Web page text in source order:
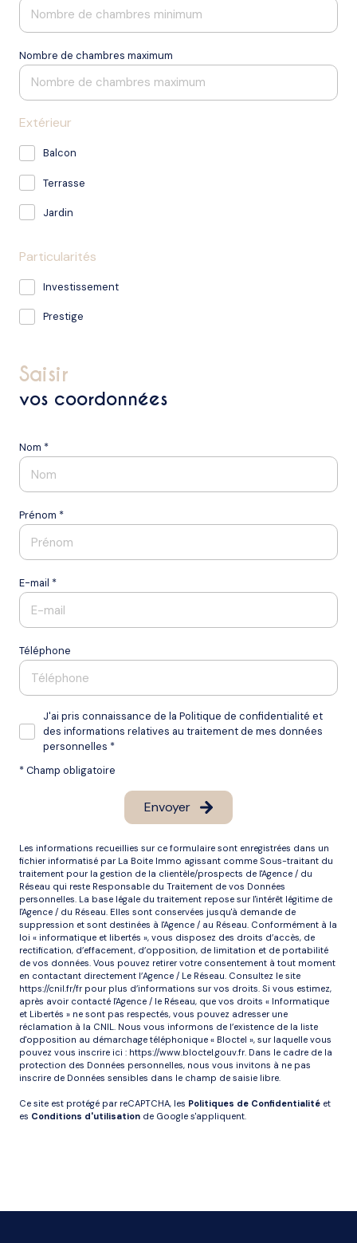
Nombre de chambres maximum
Extérieur
Balcon
Terrasse
Jardin
Particularités
Investissement
Prestige
saisir
vos coordonnées
Nom *
Prénom *
E-mail *
Téléphone
J'ai pris connaissance de la Politique de confidentialité et
des informations relatives au traitement de mes données
personnelles *
* Champ obligatoire
Envoyer
Les informations recueillies sur ce formulaire sont enregistrées dans un
fichier informatisé par La Boite Immo agissant comme Sous-traitant du
traitement pour la gestion de la clientèle/prospects de l'Agence / du
Réseau qui reste Responsable du Traitement de vos Données
personnelles. La base légale du traitement repose sur l'intérêt légitime de
l'Agence / du Réseau. Elles sont conservées jusqu'à demande de
suppression et sont destinées à l'Agence / au Réseau. Conformément à la
loi « informatique et libertés », vous disposez des droits d’accès, de
rectification, d’effacement, d’opposition, de limitation et de portabilité
de vos données. Vous pouvez retirer votre consentement à tout moment
en contactant directement l’Agence / Le Réseau. Consultez le site
https://cnil.fr/frpour plus d’informations sur vos droits. Si vous estimez,
après avoir contacté l'Agence / le Réseau, que vos droits « Informatique
et Libertés » ne sont pas respectés, vous pouvez adresser une
réclamation à la CNIL. Nous vous informons de l’existence de la liste
d'opposition au démarchage téléphonique « Bloctel », sur laquelle vous
pouvez vous inscrire ici : https://www.bloctel.gouv.fr. Dans le cadre de la
protection des Données personnelles, nous vous invitons à ne pas
inscrire de Données sensibles dans le champ de saisie libre.
Ce site est protégé par reCAPTCHA, les Politiques de Confidentialité et
es Conditions d'utilisation de Google s'appliquent.